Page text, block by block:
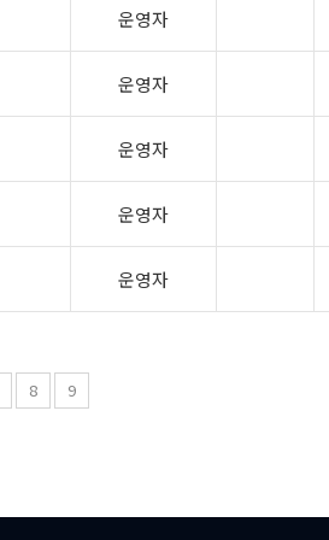
운영자
운영자
운영자
운영자
운영자
8 9